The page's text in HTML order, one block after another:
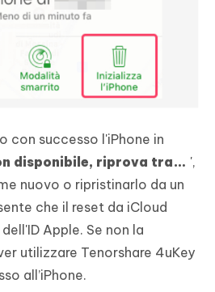
con successo l'iPhone in
disponibile, riprova tra… ',
nuovo o ripristinarlo da un
che il reset da iCloud
Apple. Se non la
utilizzare Tenorshare 4uKey
all’iPhone.